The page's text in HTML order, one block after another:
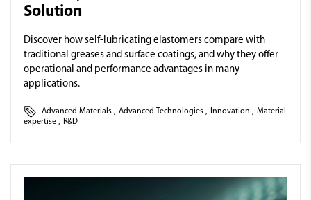
Solution
Discover how self-lubricating elastomers compare with
traditional greases and surface coatings, and why they offer
operational and performance advantages in many
applications.
Advanced Materials , Advanced Technologies , Innovation , Material
expertise , R&D